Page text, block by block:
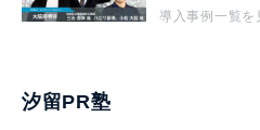
導入事例一覧を
汐留PR塾